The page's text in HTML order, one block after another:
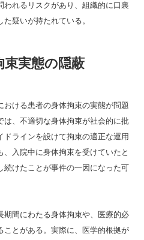
われるリスクがあり、組織的に口裏
疑いが持たれている。
束実態の隠蔽
ける患者の身体拘束の実態が問題
は、不適切な身体拘束が社会的に批
ラインを設けて拘束の適正な運用
入院中に身体拘束を受けていたと
続けたことが事件の一因になった可
期間にわたる身体拘束や、医療的必
ことがある。実際に、医学的根拠が